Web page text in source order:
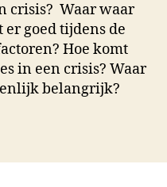
crisis? Waar waar
er goed tijdens de
Hoe komt
in een crisis? Waar
belangrijk?